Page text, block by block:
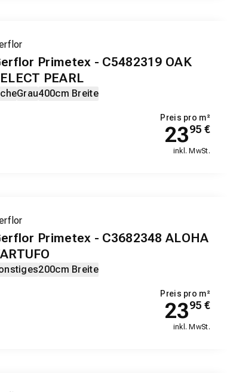
Primetex - C5482319 OAK
PEARL
Grau400cm Breite
Preis pro m²
2395 €
inkl. MwSt.
Primetex - C3682348 ALOHA
200cm Breite
Preis pro m²
2395 €
inkl. MwSt.